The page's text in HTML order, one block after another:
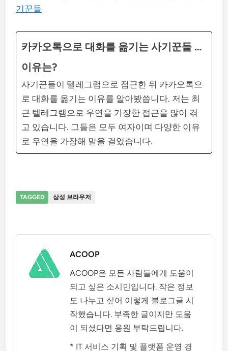
기꾼들
카카오톡으로 대화를 옮기는 사기꾼들 …
이유는?
사기꾼들이 텔레그램으로 접근한 뒤 카카오톡으
로 대화를 옮기는 이유를 알아봤씁니다. 저는 최
근 텔레그램으로 우연을 가장한 접근을 많이 겪
고 있습니다. 그들은 모두 여자이며 다양한 이유
로 우연을 가장해 말을 걸었습니다.
TAGGED 삼성 브라우저
ACOOP
ACOOP은 모든 사람들에게 도움이
되고 싶은 소시민입니다. 작은 정보
도 나누고 싶어 이렇게 블로그글 시
작했습니다. 부족한 글이지만 도움
이 되셨다면 응원 부탁드립니다.
* IT 서비스 기획 및 플랫폼 운영 경